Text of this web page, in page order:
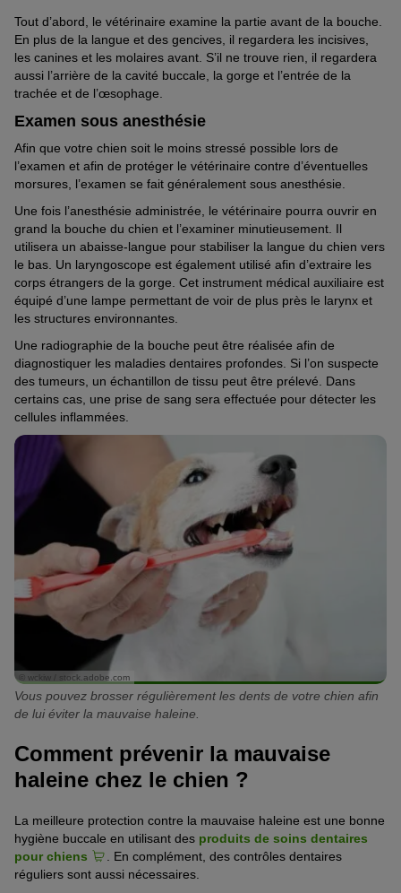
Tout d’abord, le vétérinaire examine la partie avant de la bouche.
En plus de la langue et des gencives, il regardera les incisives,
les canines et les molaires avant. S’il ne trouve rien, il regardera
aussi l’arrière de la cavité buccale, la gorge et l’entrée de la
trachée et de l’œsophage.
Examen sous anesthésie
Afin que votre chien soit le moins stressé possible lors de
l’examen et afin de protéger le vétérinaire contre d’éventuelles
morsures, l’examen se fait généralement sous anesthésie.
Une fois l’anesthésie administrée, le vétérinaire pourra ouvrir en
grand la bouche du chien et l’examiner minutieusement. Il
utilisera un abaisse-langue pour stabiliser la langue du chien vers
le bas. Un laryngoscope est également utilisé afin d’extraire les
corps étrangers de la gorge. Cet instrument médical auxiliaire est
équipé d’une lampe permettant de voir de plus près le larynx et
les structures environnantes.
Une radiographie de la bouche peut être réalisée afin de
diagnostiquer les maladies dentaires profondes. Si l’on suspecte
des tumeurs, un échantillon de tissu peut être prélevé. Dans
certains cas, une prise de sang sera effectuée pour détecter les
cellules inflammées.
© wckiw / stock.adobe.com
Vous pouvez brosser régulièrement les dents de votre chien afin
de lui éviter la mauvaise haleine.
Comment prévenir la mauvaise
haleine chez le chien ?
La meilleure protection contre la mauvaise haleine est une bonne
hygiène buccale en utilisant des produits de soins dentaires
pour chiens
. En complément, des contrôles dentaires
réguliers sont aussi nécessaires.